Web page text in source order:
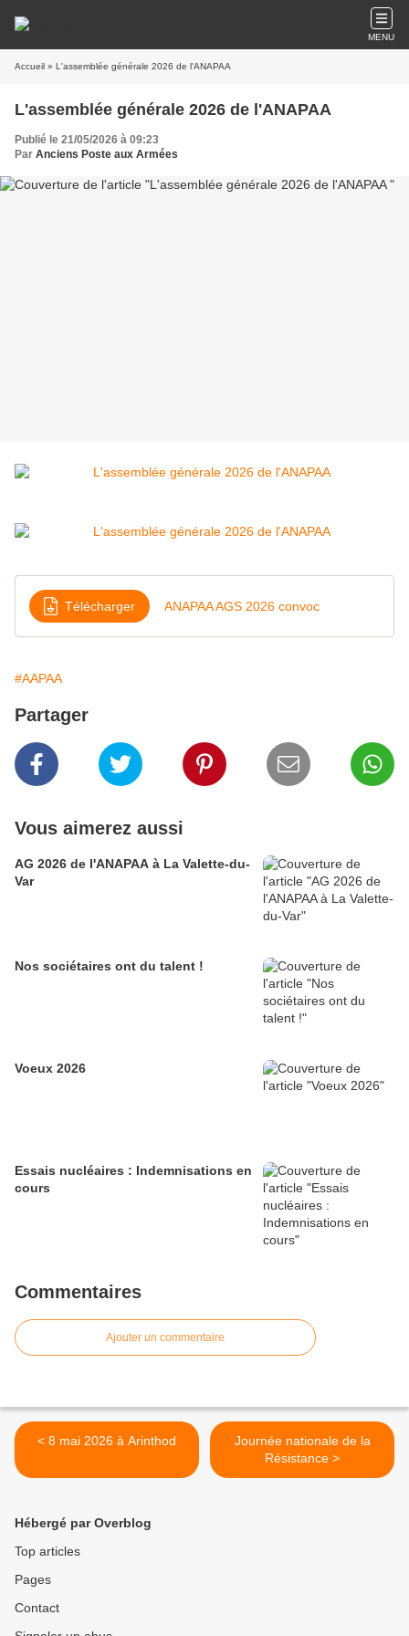
MENU
Accueil » L'assemblée générale 2026 de l'ANAPAA
L'assemblée générale 2026 de l'ANAPAA
Publié le 21/05/2026 à 09:23
Par Anciens Poste aux Armées
Télécharger ANAPAA AGS 2026 convoc
#AAPAA
Partager
Vous aimerez aussi
AG 2026 de l'ANAPAA à La Valette-du-
Var
Nos sociétaires ont du talent !
Voeux 2026
Essais nucléaires : Indemnisations en
cours
Commentaires
Ajouter un commentaire
< 8 mai 2026 à Arinthod
Journée nationale de la
Résistance >
Hébergé par Overblog
Top articles
Pages
Contact